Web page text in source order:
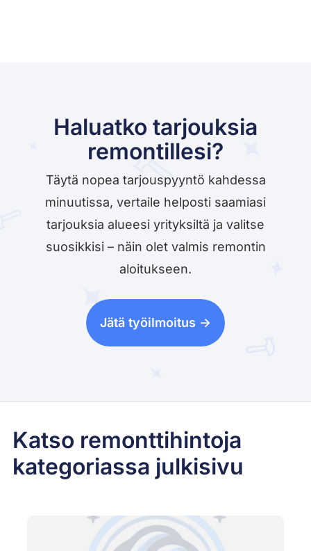
Haluatko tarjouksia
remontillesi?
Täytä nopea tarjouspyyntö kahdessa
minuutissa, vertaile helposti saamiasi
tarjouksia alueesi yrityksiltä ja valitse
suosikkisi – näin olet valmis remontin
aloitukseen.
Jätä työilmoitus ->
Katso remonttihintoja
kategoriassa julkisivu